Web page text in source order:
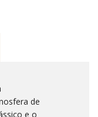
de
e o